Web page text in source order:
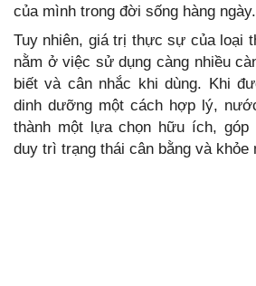
của mình trong đời sống hàng ngày.
Tuy nhiên, giá trị thực sự của loại
nằm ở việc sử dụng càng nhiều
biết và cân nhắc khi dùng. Khi
dinh dưỡng một cách hợp lý,
thành một lựa chọn hữu ích,
duy trì trạng thái cân bằng và khỏe